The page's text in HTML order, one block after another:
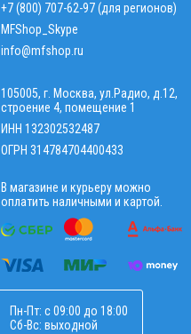
+7 (800) 707-62-97 (для регионов)
MFShop_Skype
info@mfshop.ru
105005, г. Москва, ул.Радио, д.12,
строение 4, помещение 1
ИНН 132302532487
ОГРН 314784704400433
В магазине и курьеру можно
оплатить наличными и картой.
Пн-Пт: с 09:00 до 18:00
Сб-Вс: выходной